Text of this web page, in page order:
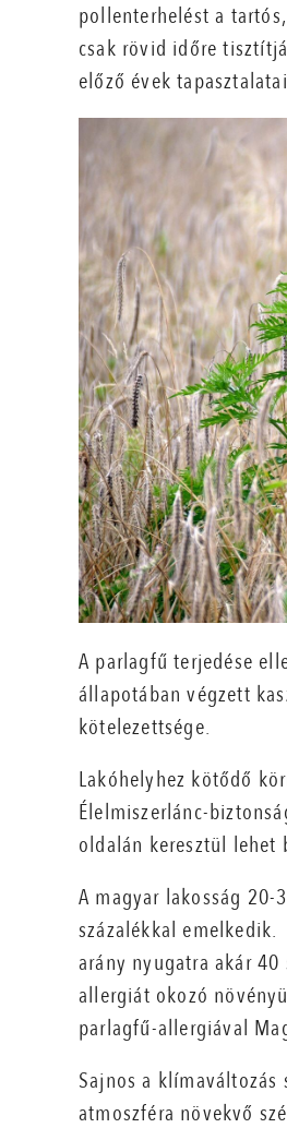
pollenterhelést a
csak rövid időre
előző évek
A parlagfű terjedése
állapotában végzett
kötelezettsége.
Lakóhelyhez kötődő
Élelmiszerlánc-
oldalán keresztül lehet
A magyar lakosság
százalékkal
arány nyugatra akár
allergiát okozó
parlagfű-allergiával
Sajnos a klímaváltozás
atmoszféra növekvő